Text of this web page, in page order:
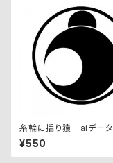
糸輪に括り猿 aiデータ
¥550